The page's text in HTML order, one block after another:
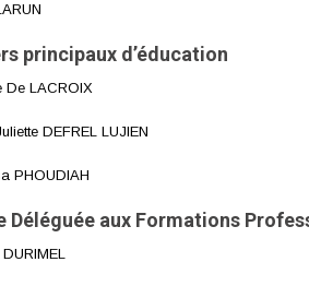
principaux d’éducation
De LACROIX
DEFREL LUJIEN
PHOUDIAH
Déléguée aux Formations